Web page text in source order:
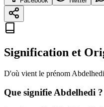
Signification et
D'où vient le prénom Abdelhedi
Que signifieAbdelhedi ?